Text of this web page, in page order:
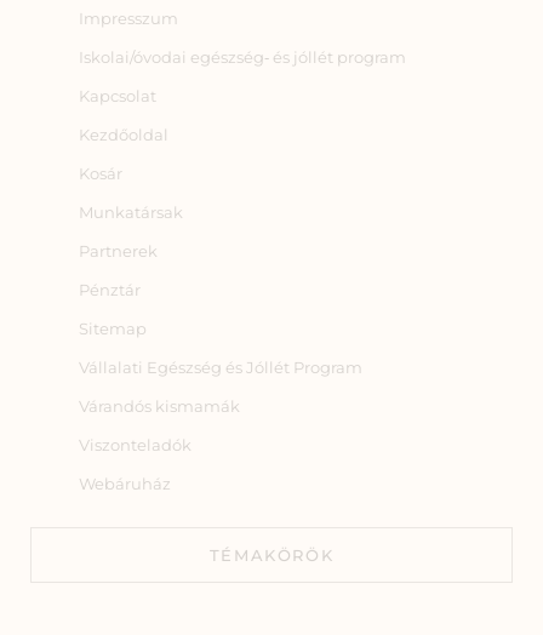
Impresszum
Iskolai/óvodai egészség‑ és jóllét program
Kapcsolat
Kezdőoldal
Kosár
Munkatársak
Partnerek
Pénztár
Sitemap
Vállalati Egészség és Jóllét Program
Várandós kismamák
Viszonteladók
Webáruház
TÉMAKÖRÖK